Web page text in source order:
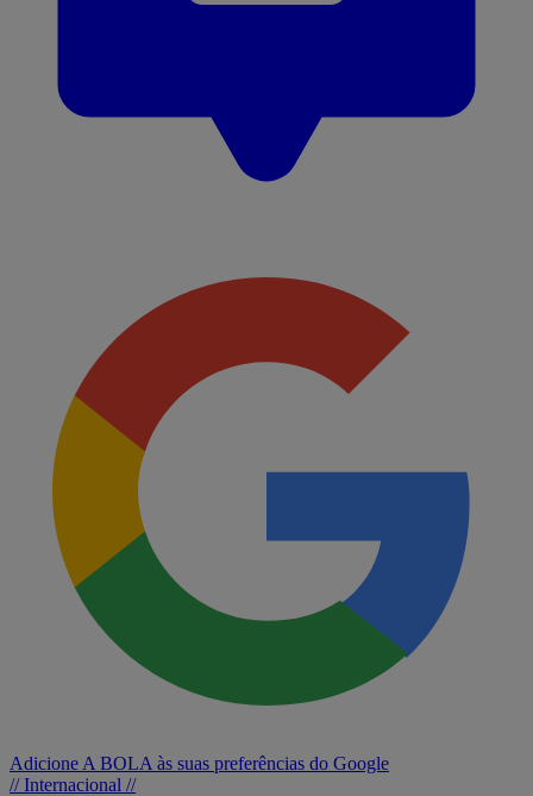
Adicione A BOLA às suas preferências do Google
// Internacional //